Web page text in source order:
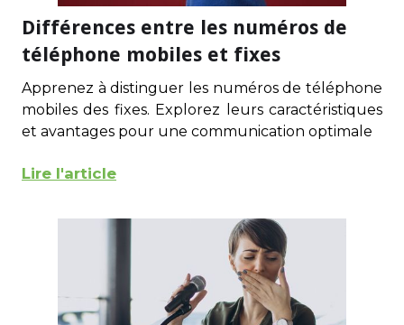
Différences entre les numéros de
téléphone mobiles et fixes
Apprenez à distinguer les numéros de téléphone
mobiles des fixes. Explorez leurs caractéristiques
et avantages pour une communication optimale
Lire l'article